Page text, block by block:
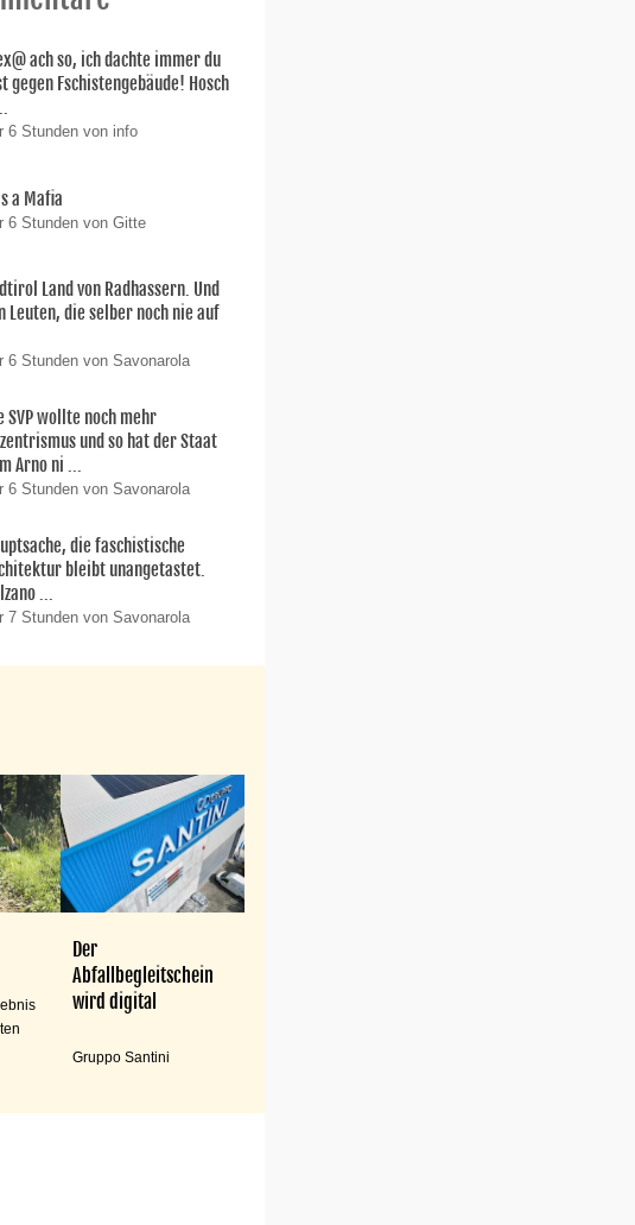
ach so, ich dachte immer du
gegen Fschistengebäude! Hosch
6 Stunden von info
a Mafia
6 Stunden von Gitte
Land von Radhassern. Und
Leuten, die selber noch nie auf
6 Stunden von Savonarola
SVP wollte noch mehr
und so hat der Staat
Arno ni ...
6 Stunden von Savonarola
die faschistische
bleibt unangetastet.
...
7 Stunden von Savonarola
Der
Abfallbegleitschein
wird digital
Gruppo Santini